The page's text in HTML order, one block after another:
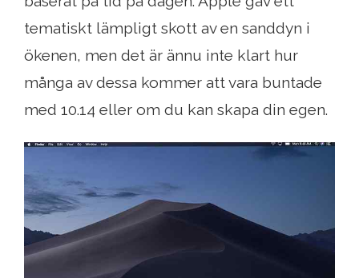
tematiskt lämpligt skott av en sanddyn i
ökenen, men det är ännu inte klart hur
många av dessa kommer att vara buntade
med 10.14 eller om du kan skapa din egen.